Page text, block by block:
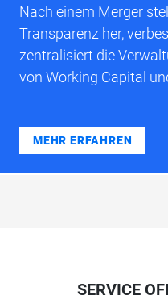
Nach einem Merger
Transparenz her,
zentralisiert die
von Working Capital
MEHR ERFAHREN
SERVICE